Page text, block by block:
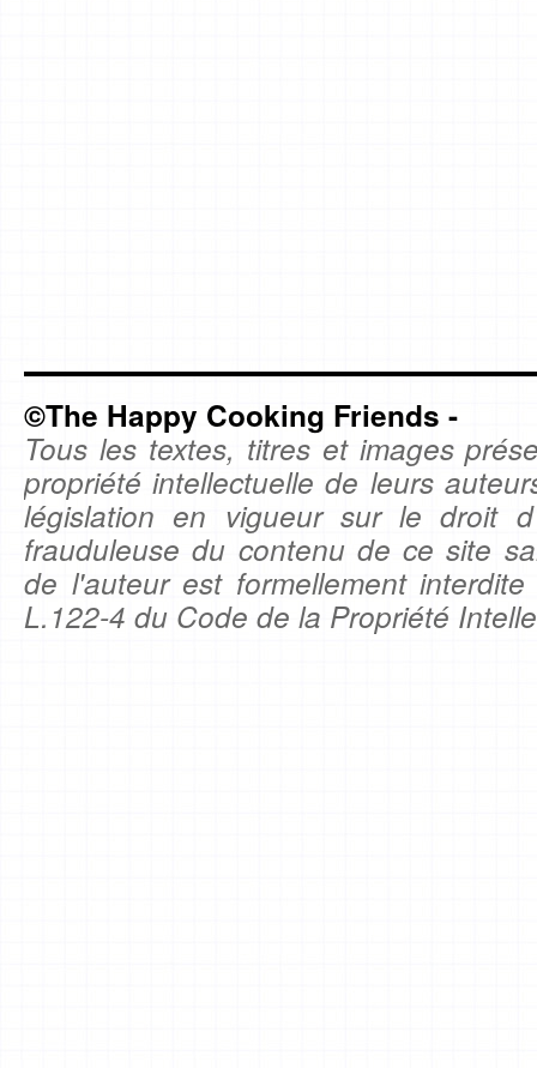
©The Happy Cooking Friends -
Tous les textes, titres et images
propriété intellectuelle de leurs
législation en vigueur sur le droit
frauduleuse du contenu de ce site
de l'auteur est formellement
L.122-4 du Code de la Propriété